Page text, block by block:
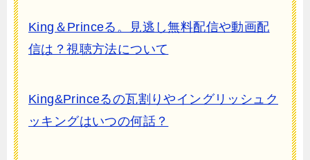
King＆Princeる。見逃し無料配信や動画配
信は？視聴方法について
King&Princeるの瓦割りやイングリッシュク
ッキングはいつの何話？